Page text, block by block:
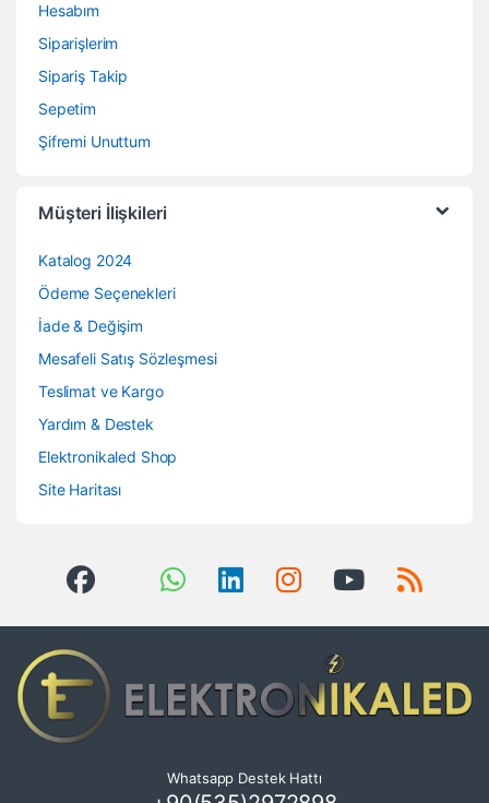
Hesabım
Siparişlerim
Sipariş Takip
Sepetim
Şifremi Unuttum
Müşteri İlişkileri
Katalog 2024
Ödeme Seçenekleri
İade & Değişim
Mesafeli Satış Sözleşmesi
Teslimat ve Kargo
Yardım & Destek
Elektronikaled Shop
Site Haritası
Whatsapp Destek Hattı